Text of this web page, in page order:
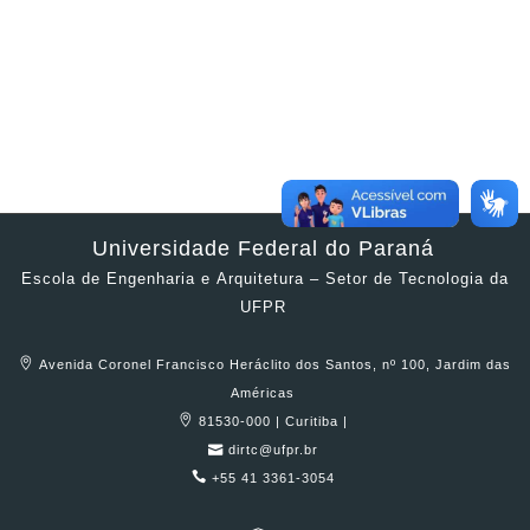
Universidade Federal do Paraná
Escola de Engenharia e Arquitetura – Setor de Tecnologia da
UFPR
Avenida Coronel Francisco Heráclito dos Santos, nº 100, Jardim das
Américas
81530-000 | Curitiba |
dirtc@ufpr.br
+55 41 3361-3054